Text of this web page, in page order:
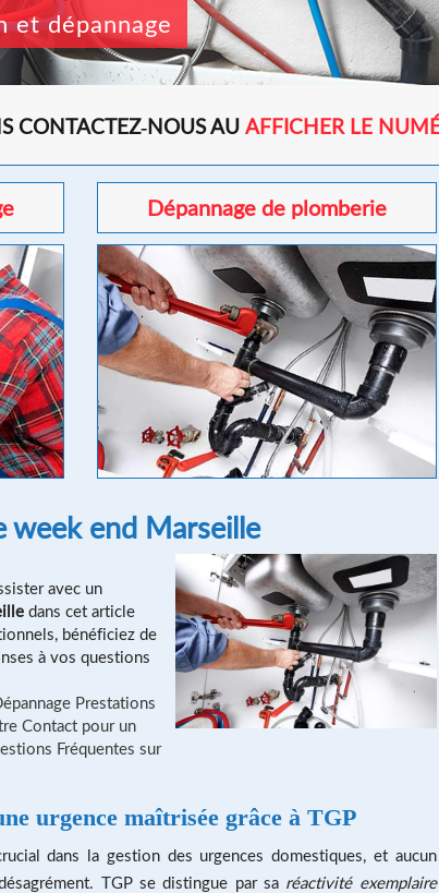
et dépannage
CONTACTEZ-NOUS AU AFFICHER LE
Dépannage de plomberie
week end Marseille
avec un
dans cet article
bénéficiez de
à vos questions
Prestations
Contact pour un
Fréquentes sur
urgence maîtrisée grâce à TGP
dans la gestion des urgences domestiques, et aucun
TGP se distingue par sa réactivité exemplaire